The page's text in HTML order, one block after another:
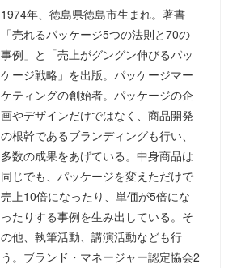
1974年、徳島県徳島市生まれ。著書
「売れるパッケージ5つの法則と70の
事例」と「売上がグングン伸びるパッ
ケージ戦略」を出版。パッケージマー
ケティングの創始者。パッケージの企
画やデザインだけではなく、商品開発
の根幹であるブランディングも行い、
多数の成果をあげている。中身商品は
同じでも、パッケージを変えただけで
売上10倍になったり、単価が5倍にな
ったりする事例を生み出している。そ
の他、執筆活動、講演活動なども行
う。ブランド・マネージャー認定協会2